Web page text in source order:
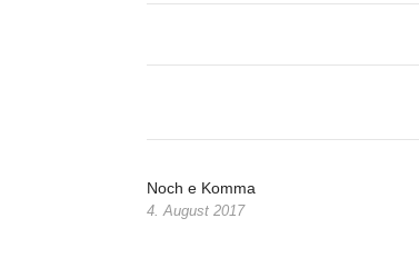
Noch e Komma
4. August 2017